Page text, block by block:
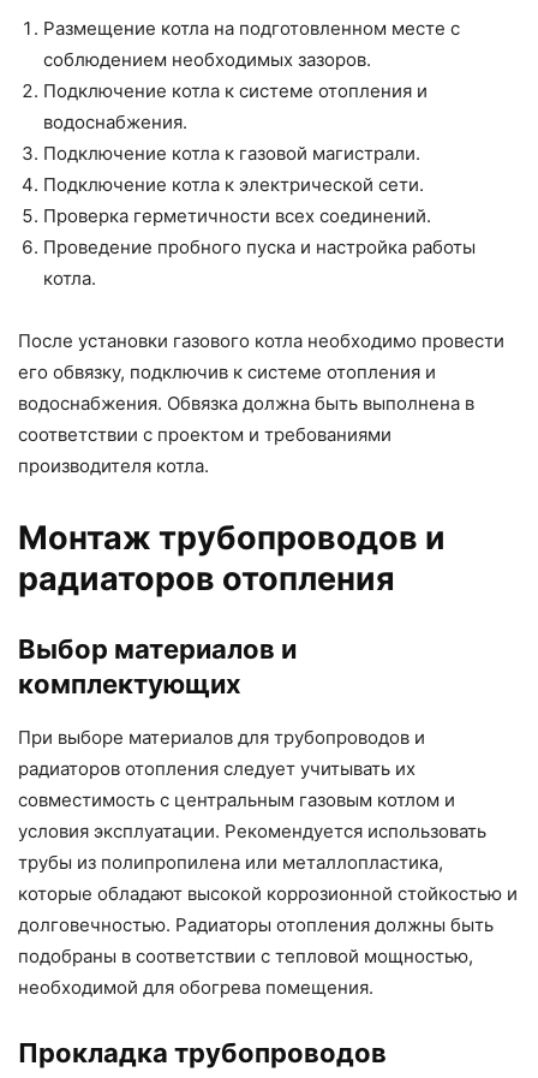
Размещение котла на подготовленном месте с
соблюдением необходимых зазоров.
Подключение котла к системе отопления и
водоснабжения.
Подключение котла к газовой магистрали.
Подключение котла к электрической сети.
Проверка герметичности всех соединений.
Проведение пробного пуска и настройка работы
котла.
После установки газового котла необходимо провести
его обвязку, подключив к системе отопления и
водоснабжения. Обвязка должна быть выполнена в
соответствии с проектом и требованиями
производителя котла.
Монтаж трубопроводов и
радиаторов отопления
Выбор материалов и
комплектующих
При выборе материалов для трубопроводов и
радиаторов отопления следует учитывать их
совместимость с центральным газовым котлом и
условия эксплуатации. Рекомендуется использовать
трубы из полипропилена или металлопластика,
которые обладают высокой коррозионной стойкостью и
долговечностью. Радиаторы отопления должны быть
подобраны в соответствии с тепловой мощностью,
необходимой для обогрева помещения.
Прокладка трубопроводов